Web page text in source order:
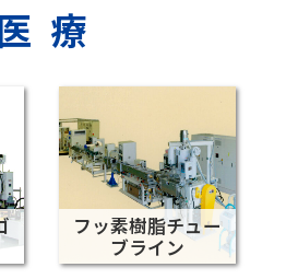
療
フッ素樹脂チュー
ブライン